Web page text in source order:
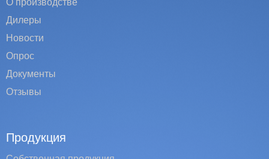
О производстве
Дилеры
Новости
Опрос
Документы
Отзывы
Продукция